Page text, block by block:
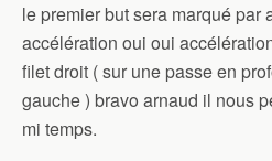
le premier but sera marqué par
accélération oui oui
filet droit ( sur une passe en
gauche ) bravo arnaud il nous
mi temps.